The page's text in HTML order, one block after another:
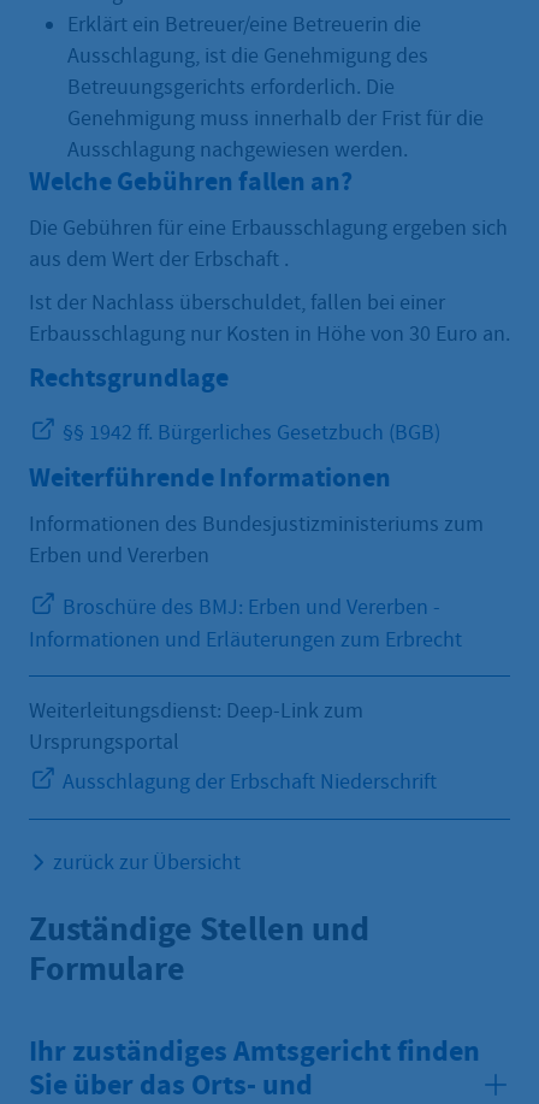
Erklärt ein Betreuer/eine Betreuerin die
Ausschlagung, ist die Genehmigung des
Betreuungsgerichts erforderlich. Die
Genehmigung muss innerhalb der Frist für die
Ausschlagung nachgewiesen werden.
Welche Gebühren fallen an?
Die Gebühren für eine Erbausschlagung ergeben sich
aus dem Wert der Erbschaft .
Ist der Nachlass überschuldet, fallen bei einer
Erbausschlagung nur Kosten in Höhe von 30 Euro an.
Rechtsgrundlage
§§ 1942 ff. Bürgerliches Gesetzbuch (BGB)
Weiterführende Informationen
Informationen des Bundesjustizministeriums zum
Erben und Vererben
Broschüre des BMJ: Erben und Vererben -
Informationen und Erläuterungen zum Erbrecht
Weiterleitungsdienst: Deep-Link zum
Ursprungsportal
Ausschlagung der Erbschaft Niederschrift
zurück zur Übersicht
Zuständige Stellen und
Formulare
Ihr zuständiges Amtsgericht finden
Sie über das Orts- und